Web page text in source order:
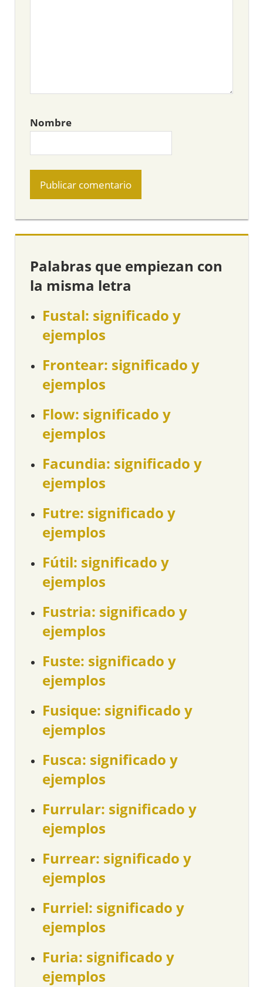
Nombre
Palabras que empiezan con
la misma letra
Fustal: significado y
ejemplos
Frontear: significado y
ejemplos
Flow: significado y
ejemplos
Facundia: significado y
ejemplos
Futre: significado y
ejemplos
Fútil: significado y
ejemplos
Fustria: significado y
ejemplos
Fuste: significado y
ejemplos
Fusique: significado y
ejemplos
Fusca: significado y
ejemplos
Furrular: significado y
ejemplos
Furrear: significado y
ejemplos
Furriel: significado y
ejemplos
Furia: significado y
ejemplos